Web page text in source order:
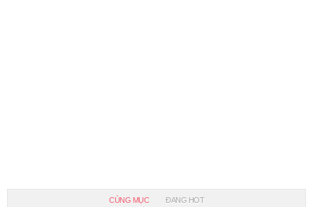
CÙNG MỤC ĐANG HOT